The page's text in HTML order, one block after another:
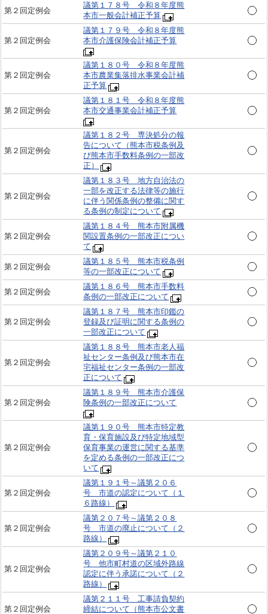
第２回定例会
議第１７８号 令和８年度熊
本市一般会計補正予算
第２回定例会
議第１７９号 令和８年度熊
本市介護保険会計補正予算
第２回定例会
議第１８０号 令和８年度熊
本市農業集落排水事業会計補
正予算
第２回定例会
議第１８１号 令和８年度熊
本市交通事業会計補正予算
第２回定例会
議第１８２号 専決処分の報
告について（熊本市税条例及
び熊本市手数料条例の一部改
正）
第２回定例会
議第１８３号 地方自治法の
一部を改正する法律等の施行
に伴う関係条例の整備に関す
る条例の制定について
第２回定例会
議第１８４号 熊本市附属機
関設置条例の一部改正につい
て
第２回定例会
議第１８５号 熊本市税条例
等の一部改正について
第２回定例会
議第１８６号 熊本市手数料
条例の一部改正について
第２回定例会
議第１８７号 熊本市印鑑の
登録及び証明に関する条例の
一部改正について
第２回定例会
議第１８８号 熊本市老人福
祉センター条例及び熊本市在
宅福祉センター条例の一部改
正について
第２回定例会
議第１８９号 熊本市介護保
険条例の一部改正について
第２回定例会
議第１９０号 熊本市特定教
育・保育施設及び特定地域型
保育事業の運営に関する基準
を定める条例の一部改正につ
いて
第２回定例会
議第１９１号～議第２０６
号 市道の認定について（１
６路線）
第２回定例会
議第２０７号～議第２０８
号 市道の廃止について（２
路線）
第２回定例会
議第２０９号～議第２１０
号 他市町村道の区域外路線
認定に伴う承諾について（２
路線）
第２回定例会
議第２１１号 工事請負契約
締結について（熊本市公文書